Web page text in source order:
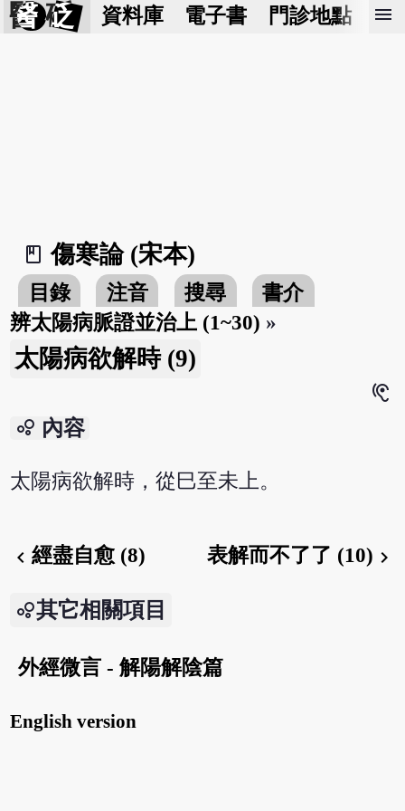
醫 砭 資料庫 電子書 門診地點 預
menu
book_2
傷寒論 (宋本)
目錄 注音 搜尋
書介
辨太陽病脈證並治上 (1~30) »
太陽病欲解時 (9)
hearing
bubble_chart 內容
太陽病欲解時，從巳至未上。
chevron_left經盡自愈 (8) 表解而不了了 (10) chevron_right
其它相關項目
外經微言 - 解陽解陰篇
English version